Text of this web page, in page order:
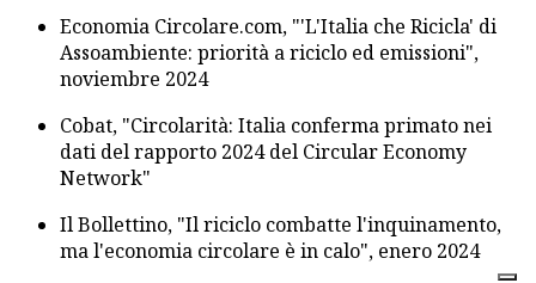
Economia Circolare.com, "'L'Italia che Ricicla' di
Assoambiente: priorità a riciclo ed emissioni",
noviembre 2024
Cobat, "Circolarità: Italia conferma primato nei
dati del rapporto 2024 del Circular Economy
Network"
Il Bollettino, "Il riciclo combatte l'inquinamento,
ma l'economia circolare è in calo", enero 2024